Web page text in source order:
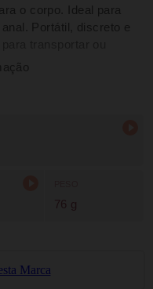
o corpo. Ideal para
Portátil, discreto e
76 g